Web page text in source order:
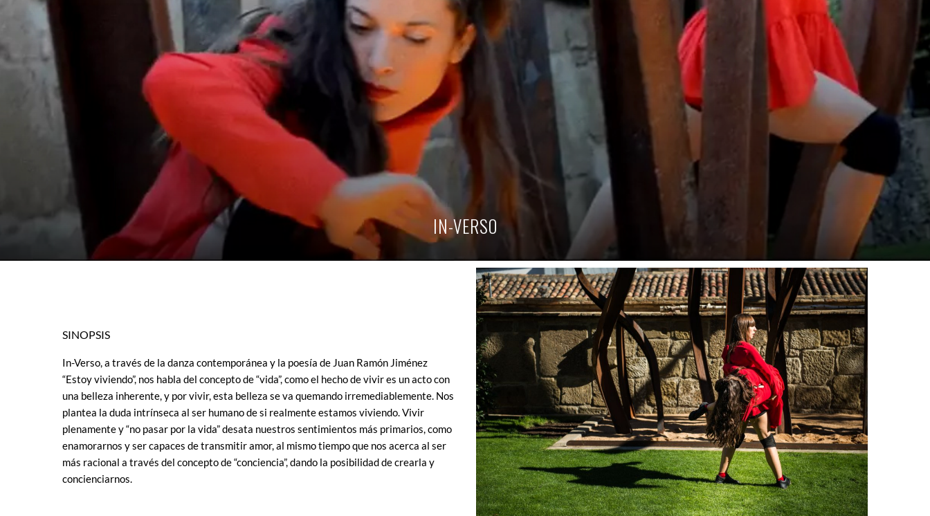
IN-VERSO
SINOPSIS
In-Verso, a través de la danza contemporánea y la poesía de Juan Ramón Jiménez
“Estoy viviendo”, nos habla del concepto de “vida”, como el hecho de vivir es un acto con
una belleza inherente, y por vivir, esta belleza se va quemando irremediablemente. Nos
plantea la duda intrínseca al ser humano de si realmente estamos viviendo. Vivir
plenamente y “no pasar por la vida” desata nuestros sentimientos más primarios, como
enamorarnos y ser capaces de transmitir amor, al mismo tiempo que nos acerca al ser
más racional a través del concepto de “conciencia”, dando la posibilidad de crearla y
concienciarnos.